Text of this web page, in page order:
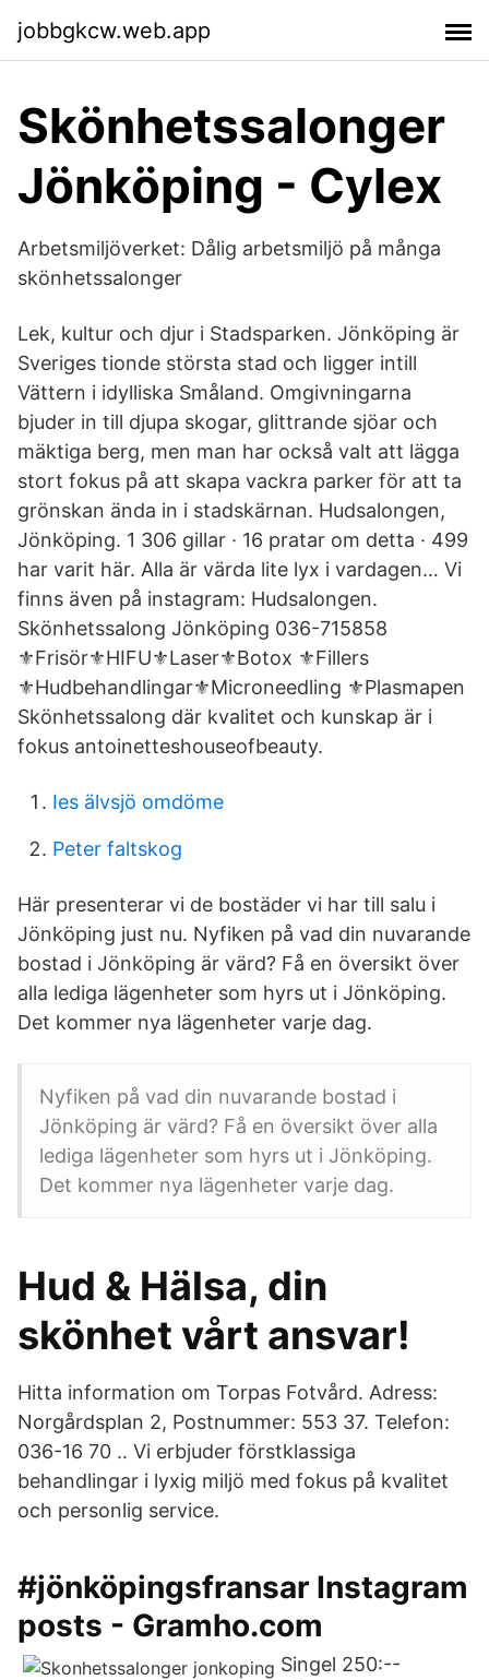
jobbgkcw.web.app
Skönhetssalonger
Jönköping - Cylex
Arbetsmiljöverket: Dålig arbetsmiljö på många
skönhetssalonger
Lek, kultur och djur i Stadsparken. Jönköping är
Sveriges tionde största stad och ligger intill
Vättern i idylliska Småland. Omgivningarna
bjuder in till djupa skogar, glittrande sjöar och
mäktiga berg, men man har också valt att lägga
stort fokus på att skapa vackra parker för att ta
grönskan ända in i stadskärnan. Hudsalongen,
Jönköping. 1 306 gillar · 16 pratar om detta · 499
har varit här. Alla är värda lite lyx i vardagen… Vi
finns även på instagram: Hudsalongen.
Skönhetssalong Jönköping 036-715858
⚜️Frisör⚜️HIFU⚜️Laser⚜️Botox ⚜️Fillers
⚜️Hudbehandlingar⚜️Microneedling ⚜️Plasmapen
Skönhetssalong där kvalitet och kunskap är i
fokus antoinetteshouseofbeauty.
Ies älvsjö omdöme
Peter faltskog
Här presenterar vi de bostäder vi har till salu i
Jönköping just nu. Nyfiken på vad din nuvarande
bostad i Jönköping är värd? Få en översikt över
alla lediga lägenheter som hyrs ut i Jönköping.
Det kommer nya lägenheter varje dag.
Nyfiken på vad din nuvarande bostad i
Jönköping är värd? Få en översikt över alla
lediga lägenheter som hyrs ut i Jönköping.
Det kommer nya lägenheter varje dag.
Hud & Hälsa, din
skönhet vårt ansvar!
Hitta information om Torpas Fotvård. Adress:
Norgårdsplan 2, Postnummer: 553 37. Telefon:
036-16 70 .. Vi erbjuder förstklassiga
behandlingar i lyxig miljö med fokus på kvalitet
och personlig service.
#jönköpingsfransar Instagram
posts - Gramho.com
Singel 250:--